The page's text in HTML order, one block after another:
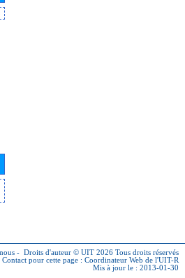
- Droits d'auteur © UIT 2026 Tous droits réservés
Contact pour cette page : Coordinateur Web de l'UIT-R
Mis à jour le : 2013-01-30